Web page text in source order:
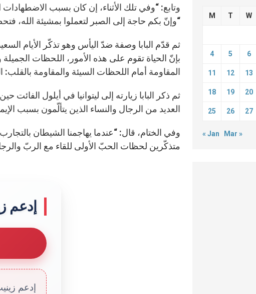
وتابع: “وفي تلك الأثناء، إن كان بسبب الاضطهادات
“وإنّ بكم حاجة إلى الصبر لتعملوا بمشيئة الله،
ثم قدّم البابا وصفة ضدّ اليأس وهو تذكّر الأيام
بإنّ الحياة تقوم على هذه الأمور، اللحظات
المقاومة أمام اللحظات السيئة والمقاومة
ثم ذكر البابا زيارته إلى ليتوانيا في أيلول الفائت
العديد من الرجال والنساء الذين يتألّمون بسبب
وفي الختام، قال: “عندما يهاجمنا الشيطان
متذكّرين لحظات الحبّ الأولى للقاء مع الربّ
إدعم
إدعم
M T W
4 5 6
11 12 13
18 19 20
25 26 27
« Jan Mar »